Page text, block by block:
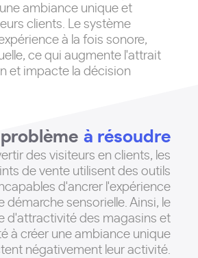
ambiance unique et
clients. Le système
à la fois sonore,
ce qui augmente l'attrait
et impacte la décision
problème à résoudre
de vente utilisent des outils
d'ancrer l'expérience
démarche sensorielle. Ainsi, le
d'attractivité des magasins et
à créer une ambiance unique
négativement leur activité.